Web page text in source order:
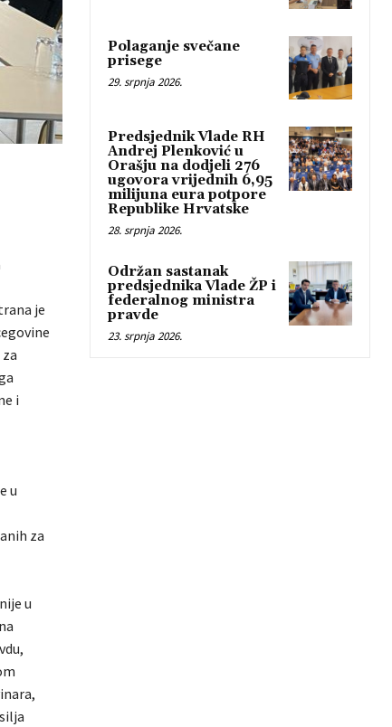
je
i
u
za
u
Polaganje svečane
prisege
29. srpnja 2026.
Predsjednik Vlade RH
Andrej Plenković u
Orašju na dodjeli 276
ugovora vrijednih 6,95
milijuna eura potpore
Republike Hrvatske
28. srpnja 2026.
Održan sastanak
predsjednika Vlade ŽP i
federalnog ministra
pravde
23. srpnja 2026.